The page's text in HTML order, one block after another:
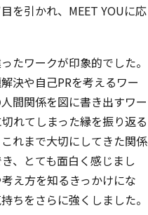
を引かれ、MEET YOUに応
たワークが印象的でした。
決や自己PRを考えるワー
間関係を図に書き出すワー
れてしまった縁を振り返る
れまで大切にしてきた関係
、とても面白く感じまし
え方を知るきっかけにな
ちをさらに強くしました。